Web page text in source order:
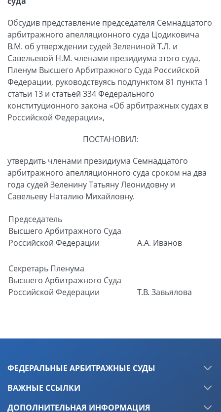
Обсудив представление председателя Семнадцатого
арбитражного апелляционного суда Цодиковича
В.М. об утверждении судей Зелениной Т.Л. и
Савельевой Н.М. членами президиума этого суда,
Пленум Высшего Арбитражного Суда Российской
Федерации, руководствуясь подпунктом 81 пункта 1
статьи 13 и статьей 334 Федерального
конституционного закона «Об арбитражных судах в
Российской Федерации»,
ПОСТАНОВИЛ:
утвердить членами президиума Семнадцатого
арбитражного апелляционного суда сроком на два
года судей Зеленину Татьяну Леонидовну и
Савельеву Наталию Михайловну.
Председатель
Высшего Арбитражного Суда
Российской Федерации
А.А. Иванов
Секретарь Пленума
Высшего Арбитражного Суда
Российской Федерации
Т.В. Завьялова
ФЕДЕРАЛЬНЫЕ АРБИТРАЖНЫЕ СУДЫ
ВАЖНЫЕ ССЫЛКИ
ДОПОЛНИТЕЛЬНАЯ ИНФОРМАЦИЯ